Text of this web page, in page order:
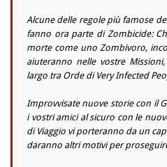
Alcune delle regole più famose
fanno ora parte di Zombicide:
morte come uno Zombivoro,
aiuteranno nelle vostre
largo tra Orde di Very Infected
Improvvisate nuove storie con il
i vostri amici al sicuro con le
di Viaggio vi porteranno da un
daranno altri motivi per